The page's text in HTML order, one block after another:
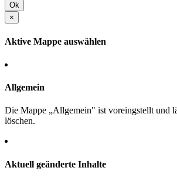
Ok
×
Aktive Mappe auswählen
Allgemein
Die Mappe „Allgemein" ist voreingstellt und
löschen.
Aktuell geänderte Inhalte